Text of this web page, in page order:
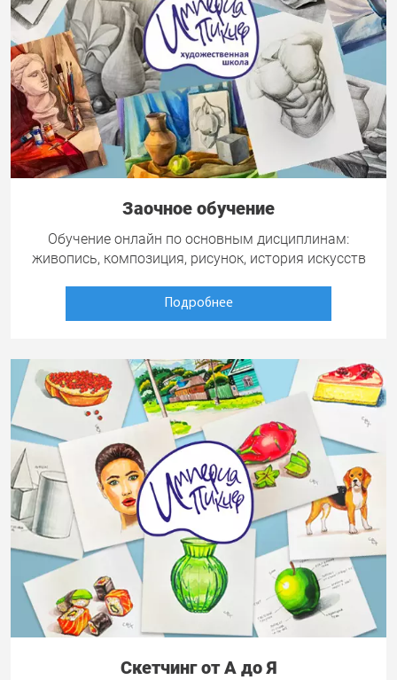
Заочное обучение
Обучение онлайн по основным дисциплинам:
живопись, композиция, рисунок, история искусств
Подробнее
Скетчинг от А до Я